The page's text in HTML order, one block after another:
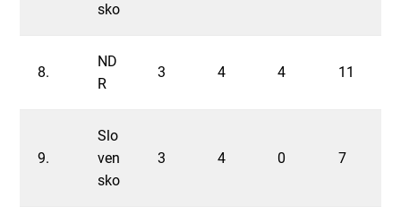
sko
8.
ND
R
3 4 4 11
9.
Slo
ven
sko
3 4 0 7